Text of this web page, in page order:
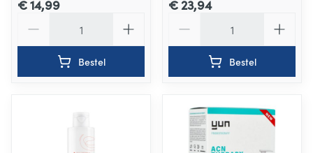
€ 14,99
Bestel
€ 23,94
Bestel